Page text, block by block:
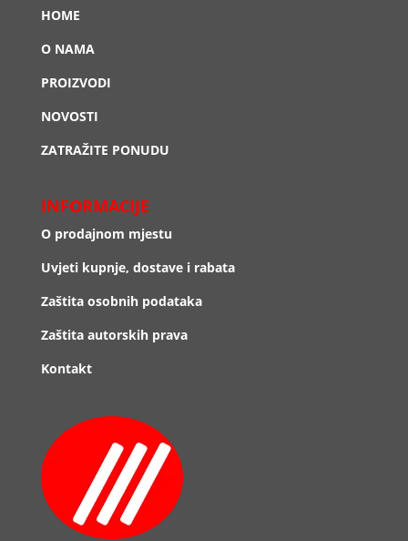
HOME
O NAMA
PROIZVODI
NOVOSTI
ZATRAŽITE PONUDU
INFORMACIJE
O prodajnom mjestu
Uvjeti kupnje, dostave i rabata
Zaštita osobnih podataka
Zaštita autorskih prava
Kontakt